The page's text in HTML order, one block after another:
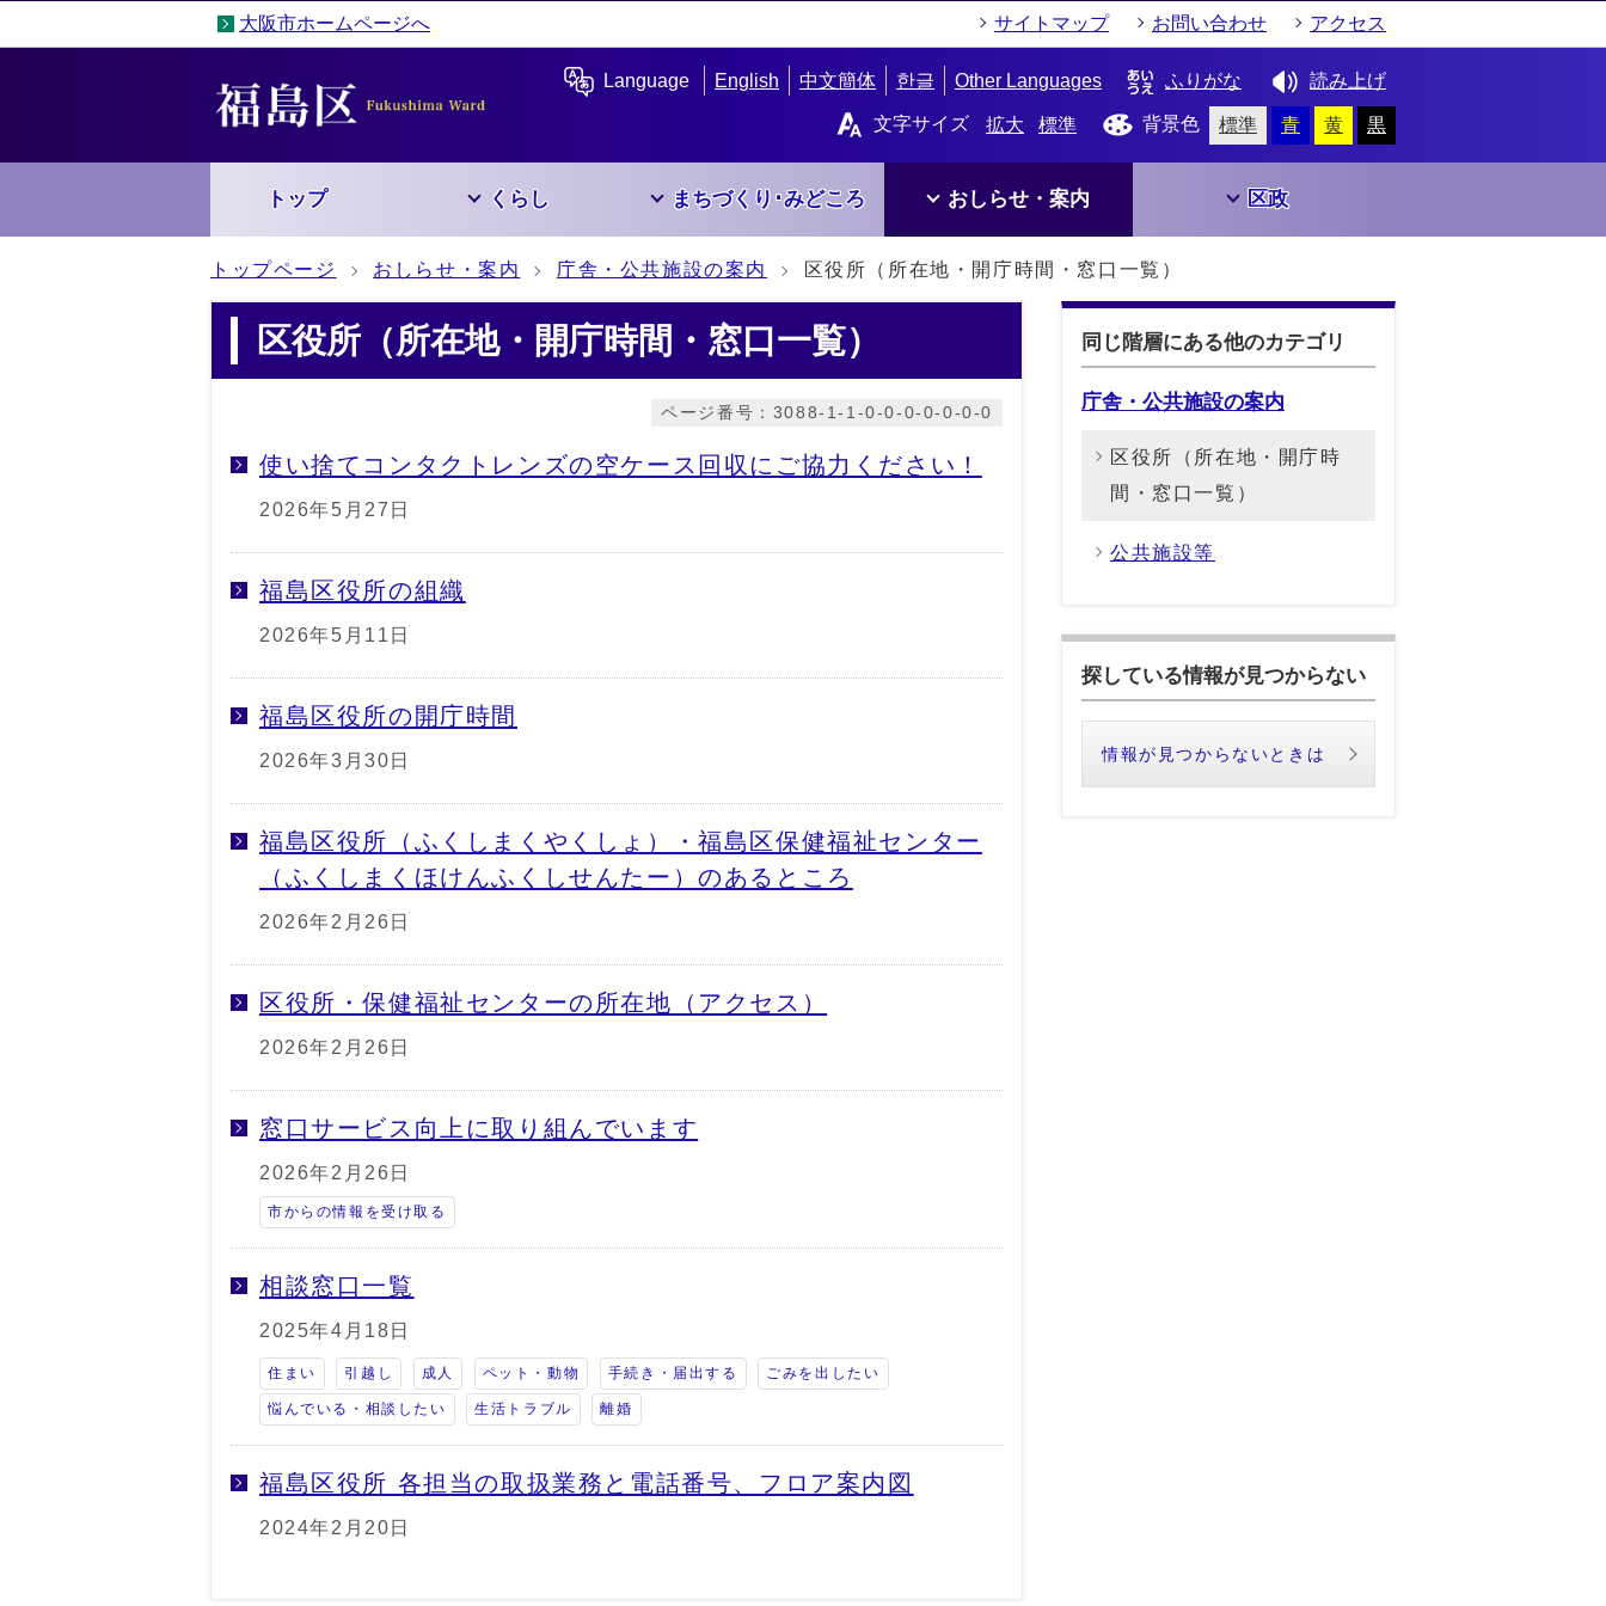
大阪市ホームページへ サイトマップ お問い合わせ アクセス
Language English 中文簡体 한글 Other Languages ふりがな 読み上げ
文字サイズ 拡大 標準 背景色 標準 青 黄 黒
トップ くらし まちづくり･みどころ おしらせ・案内 区政
トップページ おしらせ・案内 庁舎・公共施設の案内 区役所（所在地・開庁時間・窓口一覧）
区役所（所在地・開庁時間・窓口一覧）
ページ番号：3088-1-1-0-0-0-0-0-0-0
使い捨てコンタクトレンズの空ケース回収にご協力ください！
2026年5月27日
福島区役所の組織
2026年5月11日
福島区役所の開庁時間
2026年3月30日
福島区役所（ふくしまくやくしょ）・福島区保健福祉センター
（ふくしまくほけんふくしせんたー）のあるところ
2026年2月26日
区役所・保健福祉センターの所在地（アクセス）
2026年2月26日
窓口サービス向上に取り組んでいます
2026年2月26日
市からの情報を受け取る
相談窓口一覧
2025年4月18日
住まい 引越し 成人 ペット・動物 手続き・届出する ごみを出したい
悩んでいる・相談したい 生活トラブル 離婚
福島区役所 各担当の取扱業務と電話番号、フロア案内図
2024年2月20日
同じ階層にある他のカテゴリ
庁舎・公共施設の案内
区役所（所在地・開庁時
間・窓口一覧）
公共施設等
探している情報が見つからない
情報が見つからないときは